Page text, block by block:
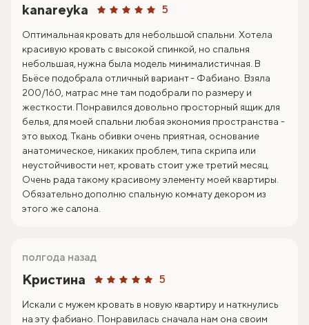
kanareyka 5
Оптимальная кровать для небольшой спальни. Хотела
красивую кровать с высокой спинкой, но спальня
небольшая, нужна была модель минималистичная. В
Бьёсе подобрала отличный вариант - Фабиано. Взяла
200/160, матрас мне там подобрали по размеру и
жесткости. Понравился довольно просторный ящик для
белья, для моей спальни любая экономия пространства -
это выход. Ткань обивки очень приятная, основание
анатомическое, никаких проблем, типа скрипа или
неустойчивости нет, кровать стоит уже третий месяц.
Очень рада такому красивому элементу моей квартиры.
Обязательно дополню спальную комнату декором из
этого же салона.
Кристина 5
полгода назад
Искали с мужем кровать в новую квартиру и наткнулись
на эту фабиано. Понравилась сначала нам она своим